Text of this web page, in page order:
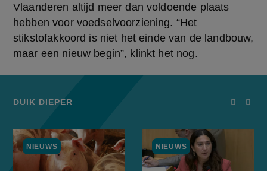
Vlaanderen altijd meer dan voldoende plaats
hebben voor voedselvoorziening. “Het
stikstofakkoord is niet het einde van de landbouw,
maar een nieuw begin”, klinkt het nog.
DUIK DIEPER
NIEUWS NIEUWS